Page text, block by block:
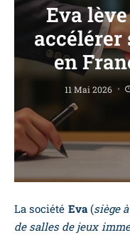
Eva
accélérer
en
11 Mai 2026
La société Eva(siège
de salles de jeux